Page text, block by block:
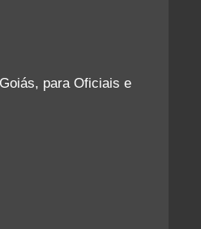
para Oficiais e